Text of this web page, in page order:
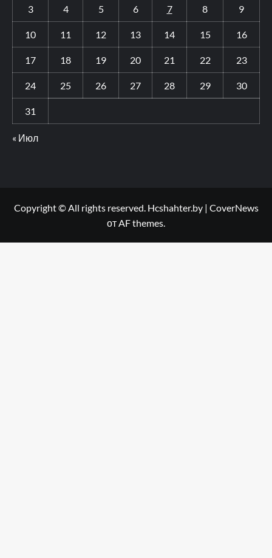
3 4 5 6 7 8 9
10 11 12 13 14 15 16
17 18 19 20 21 22 23
24 25 26 27 28 29 30
31
« Июл
Copyright © All rights reserved. Hcshahter.by | CoverNews
от AF themes.